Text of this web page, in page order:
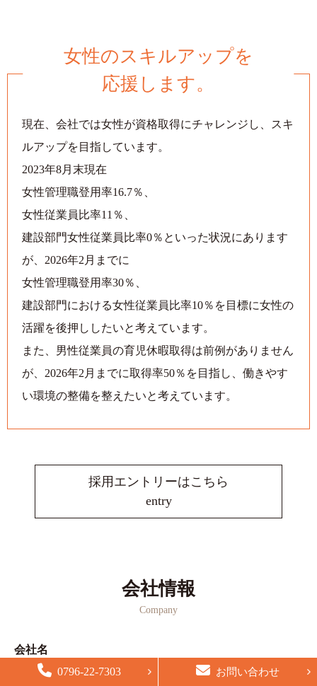
0796-22-7303 お問い合わせ
女性のスキルアップを
応援します。
現在、会社では女性が資格取得にチャレンジし、スキ
ルアップを目指しています。
2023年8月末現在
女性管理職登用率16.7％、
女性従業員比率11％、
建設部門女性従業員比率0％といった状況にあります
が、 2026年2月までに
女性管理職登用率30％、
建設部門における女性従業員比率10％を目標に女性の
活躍を後押ししたいと考えています。
また、男性従業員の育児休暇取得は前例がありません
が、 2026年2月までに取得率50％を目指し、働きやす
い環境の整備を整えたいと考えています。
採用エントリーはこちら
entry
会社情報
Company
会社名
袖長建設株式会社